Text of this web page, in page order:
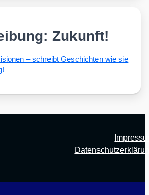
Zukunft!
– schreibt Geschich­ten wie sie